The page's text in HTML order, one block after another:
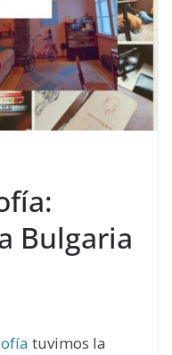
Bulgaria
tuvimos la